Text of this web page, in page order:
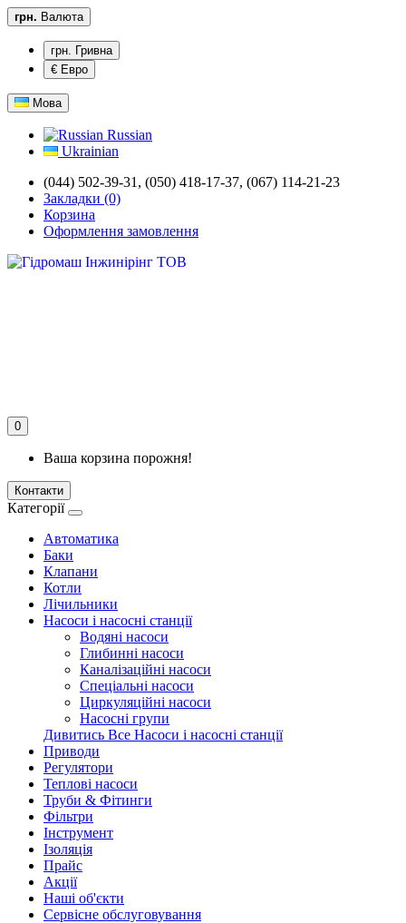
грн. Валюта
грн. Гривна
€ Евро
Мова
Russian
Ukrainian
(044) 502-39-31, (050) 418-17-37, (067) 114-21-23
Закладки (0)
Корзина
Оформлення замовлення
0
Ваша корзина порожня!
Контакти
Категорії
Автоматика
Баки
Клапани
Котли
Лічильники
Насоси і насосні станції
Водяні насоси
Глибинні насоси
Каналізаційні насоси
Спеціальні насоси
Циркуляційні насоси
Насосні групи
Дивитись Все Насоси і насосні станції
Приводи
Регулятори
Теплові насоси
Труби & Фітинги
Фільтри
Інструмент
Ізоляція
Прайс
Акції
Наші об'єкти
Сервісне обслуговування